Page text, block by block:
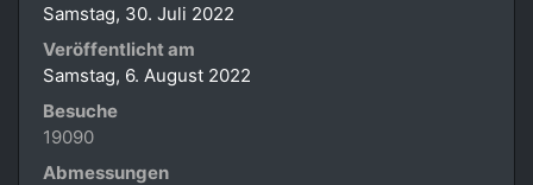
Samstag, 30. Juli 2022
Veröffentlicht am
Samstag, 6. August 2022
Besuche
19090
Abmessungen